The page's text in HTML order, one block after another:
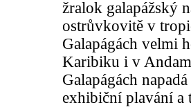
žralok galapážský
ostrůvkovitě v
Galapágách velmi
Karibiku i v
Galapágách
exhibiční plavání a